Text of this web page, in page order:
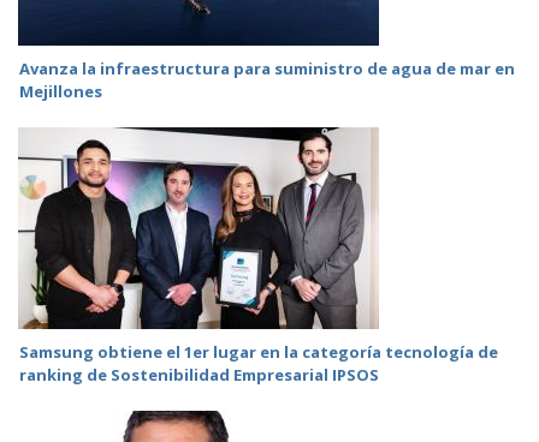
Avanza la infraestructura para suministro de agua de mar en
Mejillones
Samsung obtiene el 1er lugar en la categoría tecnología de
ranking de Sostenibilidad Empresarial IPSOS